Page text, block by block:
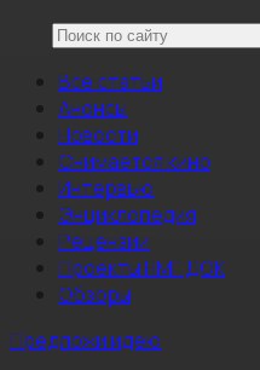
Все статьи
Анонсы
Новости
Снимается кино
Интервью
Энциклопедия
Рецензии
Проекты НМГ ДОК
Обзоры
Предложи идею